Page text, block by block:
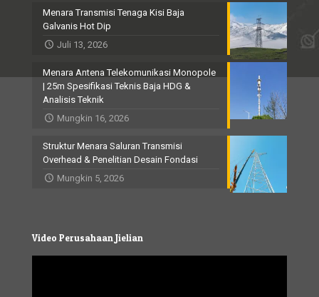
Menara Transmisi Tenaga Kisi Baja
Galvanis Hot Dip
Juli 13, 2026
Menara Antena Telekomunikasi Monopole
| 25m Spesifikasi Teknis Baja HDG &
Analisis Teknik
Mungkin 16, 2026
Struktur Menara Saluran Transmisi
Overhead & Penelitian Desain Fondasi
Mungkin 5, 2026
Video Perusahaan Jielian